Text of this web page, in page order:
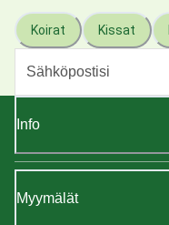
Koirat Kissat
Info
Myymälät